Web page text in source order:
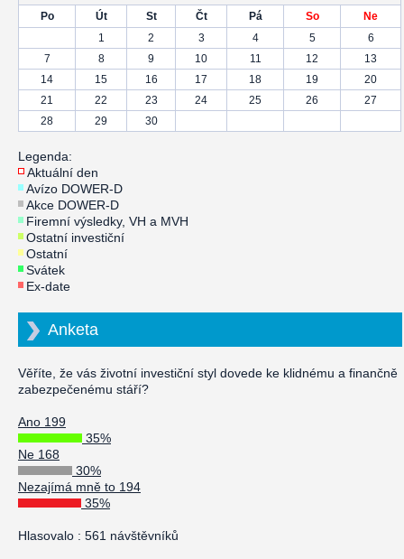
Po Út St Čt Pá So
Ne
1
2 3 4 5
6
7
8 9 10 11 12
13
14
15 16 17 18 19
20
21
22 23 24 25 26
27
28
29 30
Legenda:
Aktuální den
Avízo DOWER-D
Akce DOWER-D
Firemní výsledky, VH a MVH
Ostatní investiční
Ostatní
Svátek
Ex-date
Anketa
Věříte, že vás životní investiční styl dovede ke klidnému a finančně
zabezpečenému stáří?
Ano 199
35%
Ne 168
30%
Nezajímá mně to 194
35%
Hlasovalo : 561 návštěvníků